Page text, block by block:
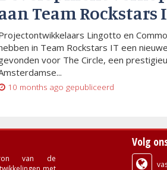
Team Rockstars
Lingotto en
in Team Rockstars IT een
voor The Circle, een
10 months ago gepubliceerd
van de
Volg